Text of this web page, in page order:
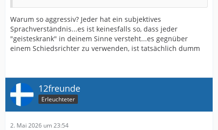
Warum so aggressiv? Jeder hat ein subjektives
Sprachverständnis...es ist keinesfalls so, dass jeder
"geisteskrank" in deinem Sinne versteht...es gegnüber
einem Schiedsrichter zu verwenden, ist tatsächlich dumm
12freunde
Erleuchteter
2. Mai 2026 um 23:54